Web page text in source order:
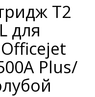
T2
для
Plus/